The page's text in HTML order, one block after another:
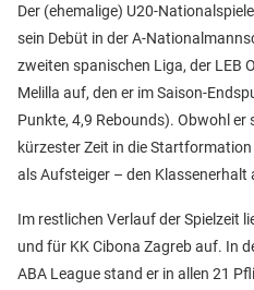
Der (ehemalige) U20-
sein Debüt in der A-
zweiten spanischen Liga, der LEB
Melilla auf, den er im Saison-
Punkte, 4,9 Rebounds). Obwohl er
kürzester Zeit in die
als Aufsteiger – den Klassenerhalt
Im restlichen Verlauf der Spielzeit
und für KK Cibona Zagreb auf. In
ABA League stand er in allen 21